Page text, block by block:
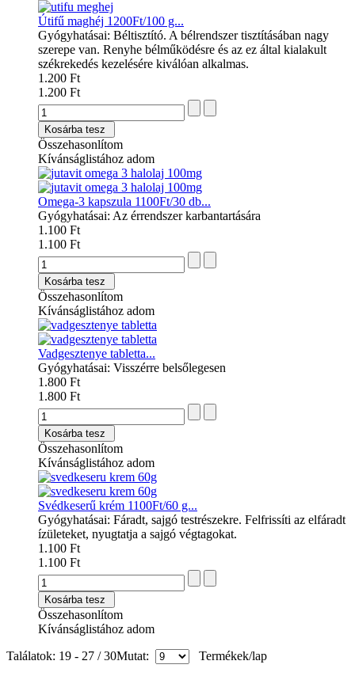
Útifű maghéj 1200Ft/100 g...
Gyógyhatásai: Béltisztító. A bélrendszer tisztításában nagy
szerepe van. Renyhe bélműködésre és az ez által kialakult
székrekedés kezelésére kiválóan alkalmas.
1.200 Ft
1.200 Ft
Kosárba tesz
Összehasonlítom
Kívánságlistához adom
Omega-3 kapszula 1100Ft/30 db...
Gyógyhatásai: Az érrendszer karbantartására
1.100 Ft
1.100 Ft
Kosárba tesz
Összehasonlítom
Kívánságlistához adom
Vadgesztenye tabletta...
Gyógyhatásai: Visszérre belsőlegesen
1.800 Ft
1.800 Ft
Kosárba tesz
Összehasonlítom
Kívánságlistához adom
Svédkeserű krém 1100Ft/60 g...
Gyógyhatásai: Fáradt, sajgó testrészekre. Felfrissíti az elfáradt
ízületeket, nyugtatja a sajgó végtagokat.
1.100 Ft
1.100 Ft
Kosárba tesz
Összehasonlítom
Kívánságlistához adom
Találatok: 19 - 27 / 30Mutat: Termékek/lap